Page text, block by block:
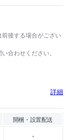
後する場合がござい
合わせください。
詳細
開梱・設置配送
-